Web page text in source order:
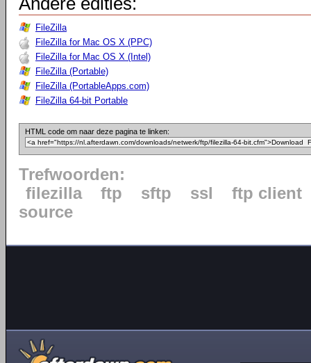
FileZilla
FileZilla for Mac OS X (PPC)
FileZilla for Mac OS X (Intel)
FileZilla (Portable)
FileZilla (PortableApps.com)
FileZilla 64-bit Portable
HTML code om naar deze pagina te linken:
Trefwoorden:
filezilla
ftp sftp ssl
ftp client
source